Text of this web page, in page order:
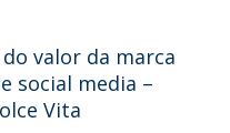
valor da marca
social media –
Vita